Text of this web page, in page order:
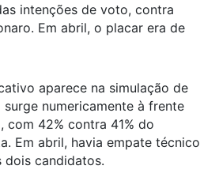
intenções de voto, contra
Em abril, o placar era de
aparece na simulação de
numericamente à frente
com 42% contra 41% do
Em abril, havia empate técnico
dois candidatos.